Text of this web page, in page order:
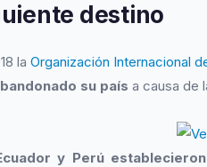
destino
la Organización Internacional
su país a causa de
y Perú